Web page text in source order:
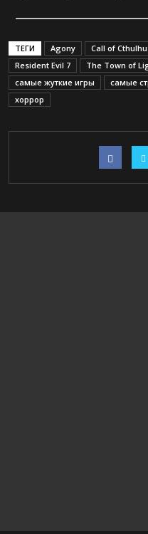
ТЕГИ Agony Call of
Resident Evil 7
The Town of
самые жуткие игры
самые
хоррор